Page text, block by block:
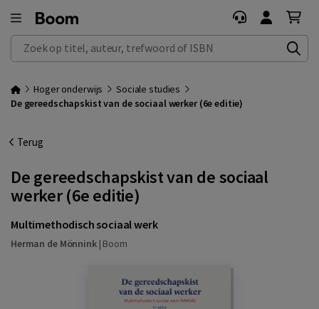
Zoek op titel, auteur, trefwoord of ISBN
Hoger onderwijs
Sociale studies
De gereedschapskist van de sociaal werker (6e editie)
Terug
De gereedschapskist van de sociaal
werker (6e editie)
Multimethodisch sociaal werk
Herman de Mönnink| Boom